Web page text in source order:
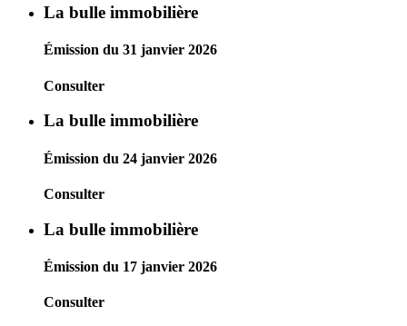
La bulle immobilière
Émission du 31 janvier 2026
Consulter
La bulle immobilière
Émission du 24 janvier 2026
Consulter
La bulle immobilière
Émission du 17 janvier 2026
Consulter